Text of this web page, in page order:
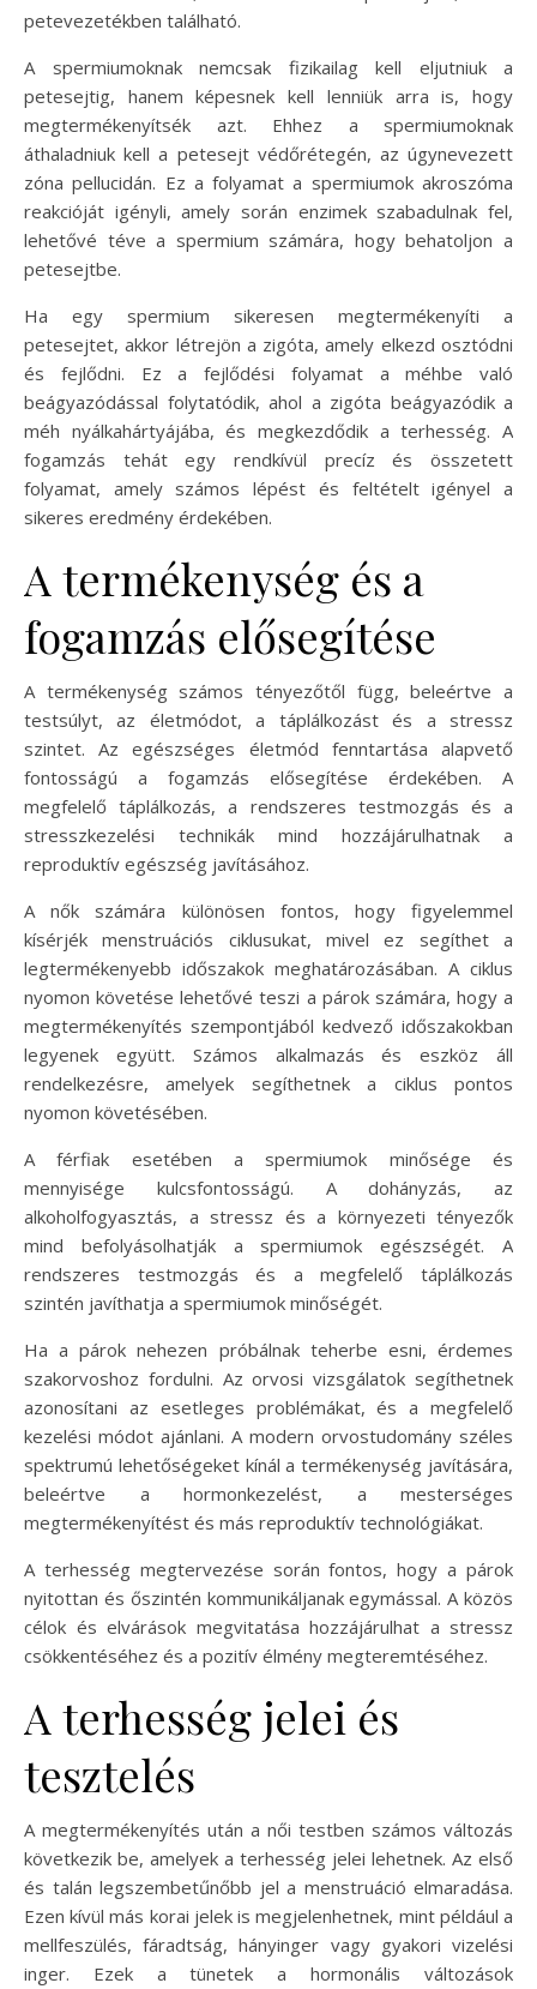
petevezetékben található.
A spermiumoknak nemcsak fizikailag kell eljutniuk a
petesejtig, hanem képesnek kell lenniük arra is, hogy
megtermékenyítsék azt. Ehhez a spermiumoknak
áthaladniuk kell a petesejt védőrétegén, az úgynevezett
zóna pellucidán. Ez a folyamat a spermiumok akroszóma
reakcióját igényli, amely során enzimek szabadulnak fel,
lehetővé téve a spermium számára, hogy behatoljon a
petesejtbe.
Ha egy spermium sikeresen megtermékenyíti a
petesejtet, akkor létrejön a zigóta, amely elkezd osztódni
és fejlődni. Ez a fejlődési folyamat a méhbe való
beágyazódással folytatódik, ahol a zigóta beágyazódik a
méh nyálkahártyájába, és megkezdődik a terhesség. A
fogamzás tehát egy rendkívül precíz és összetett
folyamat, amely számos lépést és feltételt igényel a
sikeres eredmény érdekében.
A termékenység és a
fogamzás elősegítése
A termékenység számos tényezőtől függ, beleértve a
testsúlyt, az életmódot, a táplálkozást és a stressz
szintet. Az egészséges életmód fenntartása alapvető
fontosságú a fogamzás elősegítése érdekében. A
megfelelő táplálkozás, a rendszeres testmozgás és a
stresszkezelési technikák mind hozzájárulhatnak a
reproduktív egészség javításához.
A nők számára különösen fontos, hogy figyelemmel
kísérjék menstruációs ciklusukat, mivel ez segíthet a
legtermékenyebb időszakok meghatározásában. A ciklus
nyomon követése lehetővé teszi a párok számára, hogy a
megtermékenyítés szempontjából kedvező időszakokban
legyenek együtt. Számos alkalmazás és eszköz áll
rendelkezésre, amelyek segíthetnek a ciklus pontos
nyomon követésében.
A férfiak esetében a spermiumok minősége és
mennyisége kulcsfontosságú. A dohányzás, az
alkoholfogyasztás, a stressz és a környezeti tényezők
mind befolyásolhatják a spermiumok egészségét. A
rendszeres testmozgás és a megfelelő táplálkozás
szintén javíthatja a spermiumok minőségét.
Ha a párok nehezen próbálnak teherbe esni, érdemes
szakorvoshoz fordulni. Az orvosi vizsgálatok segíthetnek
azonosítani az esetleges problémákat, és a megfelelő
kezelési módot ajánlani. A modern orvostudomány széles
spektrumú lehetőségeket kínál a termékenység javítására,
beleértve a hormonkezelést, a mesterséges
megtermékenyítést és más reproduktív technológiákat.
A terhesség megtervezése során fontos, hogy a párok
nyitottan és őszintén kommunikáljanak egymással. A közös
célok és elvárások megvitatása hozzájárulhat a stressz
csökkentéséhez és a pozitív élmény megteremtéséhez.
A terhesség jelei és
tesztelés
A megtermékenyítés után a női testben számos változás
következik be, amelyek a terhesség jelei lehetnek. Az első
és talán legszembetűnőbb jel a menstruáció elmaradása.
Ezen kívül más korai jelek is megjelenhetnek, mint például a
mellfeszülés, fáradtság, hányinger vagy gyakori vizelési
inger. Ezek a tünetek a hormonális változások